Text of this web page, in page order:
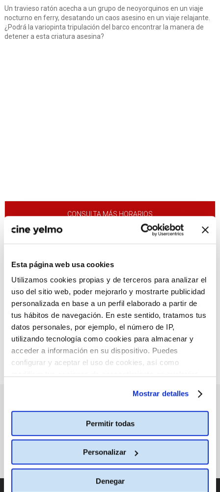
Esta página web usa cookies
Utilizamos cookies propias y de terceros para analizar el
uso del sitio web, poder mejorarlo y mostrarte publicidad
personalizada en base a un perfil elaborado a partir de
tus hábitos de navegación. En este sentido, tratamos tus
datos personales, por ejemplo, el número de IP,
utilizando tecnología como cookies para almacenar y
acceder a información en su dispositivo. Puedes
configurar y aceptar el uso de cookies, así como
Mostrar detalles
Permitir todas
Personalizar
Denegar
Un travieso ratón acecha a un grupo de neoyorquinos en un viaje
nocturno en ferry, desatando un caos asesino en un viaje relajante.
¿Podrá la variopinta tripulación del barco encontrar la manera de
detener a esta criatura asesina?
CONSULTA MÁS HORARIOS
:(
No hay películas con el
criterio de búsqueda
seleccionado.